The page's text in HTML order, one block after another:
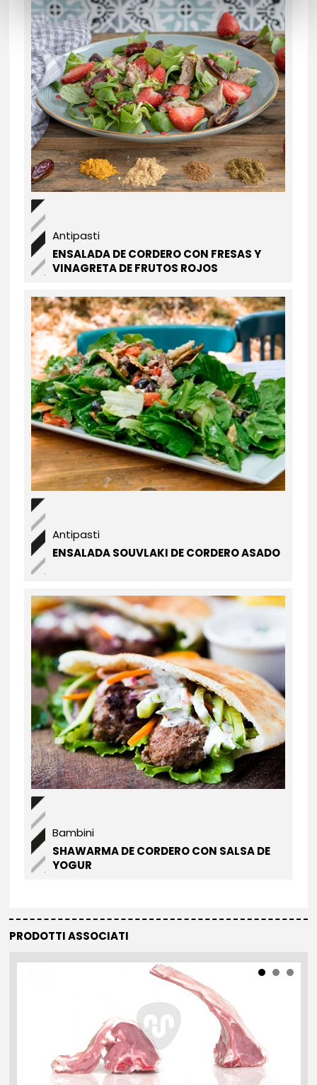
Antipasti
ENSALADA DE CORDERO CON FRESAS Y
VINAGRETA DE FRUTOS ROJOS
Antipasti
ENSALADA SOUVLAKI DE CORDERO ASADO
Bambini
SHAWARMA DE CORDERO CON SALSA DE
YOGUR
PRODOTTI ASSOCIATI